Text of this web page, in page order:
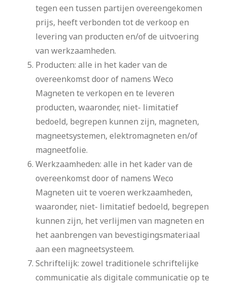
tegen een tussen partijen overeengekomen
prijs, heeft verbonden tot de verkoop en
levering van producten en/of de uitvoering
van werkzaamheden.
Producten: alle in het kader van de
overeenkomst door of namens Weco
Magneten te verkopen en te leveren
producten, waaronder, niet- limitatief
bedoeld, begrepen kunnen zijn, magneten,
magneetsystemen, elektromagneten en/of
magneetfolie.
Werkzaamheden: alle in het kader van de
overeenkomst door of namens Weco
Magneten uit te voeren werkzaamheden,
waaronder, niet- limitatief bedoeld, begrepen
kunnen zijn, het verlijmen van magneten en
het aanbrengen van bevestigingsmateriaal
aan een magneetsysteem.
Schriftelijk: zowel traditionele schriftelijke
communicatie als digitale communicatie op te